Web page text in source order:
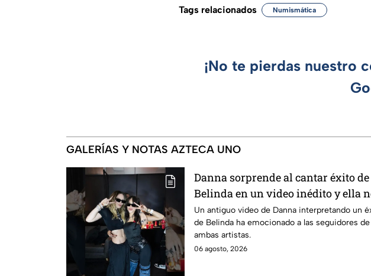
Tags relacionados Numismática
¡No te pierdas nuestro
GALERÍAS Y NOTAS AZTECA UNO
Danna sorprende al cantar éxito de
Belinda en un video inédito y ella
tarda en reaccionar
Un antiguo video de Danna interpretando un
de Belinda ha emocionado a las seguidores de
ambas artistas.
06 agosto, 2026